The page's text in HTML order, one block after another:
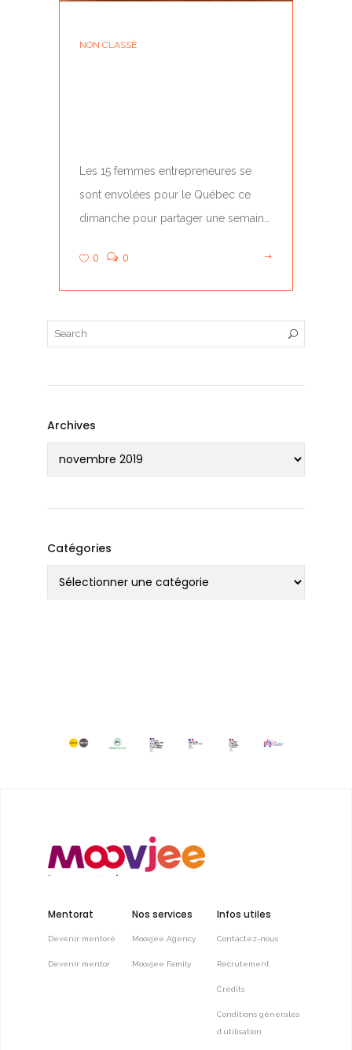
NON CLASSÉ
Les 15 femmes entrepreneures se
sont envolées pour le Québec ce
dimanche pour partager une semaine
0 0
Archives
Catégories
Mentorat
Devenir mentoré
Devenir mentor
Nos services
Moovjee Agency
Moovjee Family
Infos utiles
Contactez-nous
Recrutement
Crédits
Conditions générales
d’utilisation